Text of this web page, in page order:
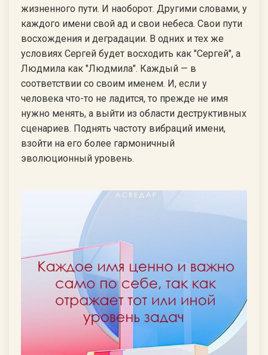
жизненного пути. И наоборот. Другими словами, у
каждого имени свой ад и свои небеса. Свои пути
восхождения и деградации. В одних и тех же
условиях Сергей будет восходить как "Сергей", а
Людмила как "Людмила". Каждый — в
соответствии со своим именем. И, если у
человека что-то не ладится, то прежде не имя
нужно менять, а выйти из области деструктивных
сценариев. Поднять частоту вибраций имени,
взойти на его более гармоничный
эволюционный уровень.